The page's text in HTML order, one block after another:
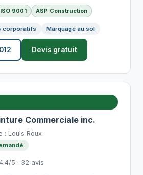
ISO 9001 ASP Construction
corporatifs Marquage au sol
Devis gratuit
Commerciale inc.
: Louis Roux
5 · 32 avis